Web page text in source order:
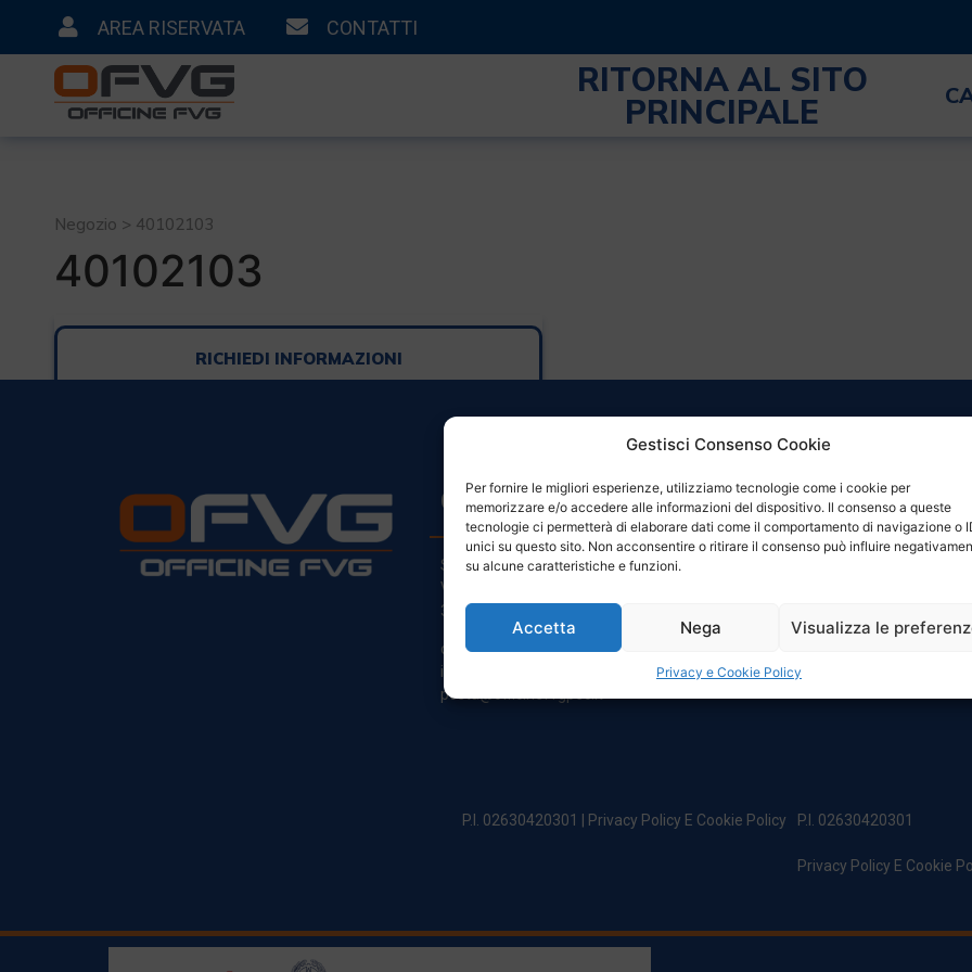
Gestisci Consenso Cookie
Per fornire le migliori esperienze, utilizziamo tecnologie come i cookie per
memorizzare e/o accedere alle informazioni del dispositivo. Il consenso a queste
tecnologie ci permetterà di elaborare dati come il comportamento di navigazione o
unici su questo sito. Non acconsentire o ritirare il consenso può influire
su alcune caratteristiche e funzioni.
Accetta Nega Visualizza le
Privacy e Cookie Policy
AREA RISERVATA CONTATTI
RITORNA AL SITO
PRINCIPALE
Negozio > 40102103
40102103
RICHIEDI INFORMAZIONI
CONTATTI
Sede Legale:
Via Principe Di Udine 144
33030 Campoformido (Ud)
clienti@officinefvg.it
info@officinefvg.it
posta@officinefvgpec.It
ORARI
Domenica: Chiuso
P.I. 02630420301 | Privacy Policy E Cookie Policy P.I. 02630420301
Privacy Policy E Cookie